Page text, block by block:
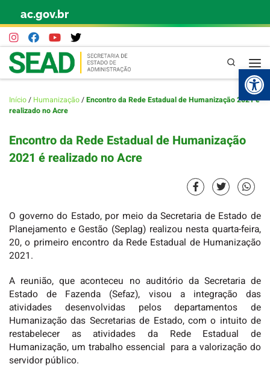
Skip to content
ac.gov.br
Pesquisa
Início/ Humanização/Encontro da Rede Estadual de Humanização 2021 é
realizado no Acre
Encontro da Rede Estadual de Humanização
2021 é realizado no Acre
O governo do Estado, por meio da Secretaria de Estado de
Planejamento e Gestão (Seplag) realizou nesta quarta-feira,
20, o primeiro encontro da Rede Estadual de Humanização
2021.
A reunião, que aconteceu no auditório da Secretaria de
Estado de Fazenda (Sefaz), visou a integração das
atividades desenvolvidas pelos departamentos de
Humanização das Secretarias de Estado, com o intuito de
restabelecer as atividades da Rede Estadual de
Humanização, um trabalho essencial para a valorização do
servidor público.